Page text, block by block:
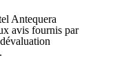
Antequera
avis fournis par